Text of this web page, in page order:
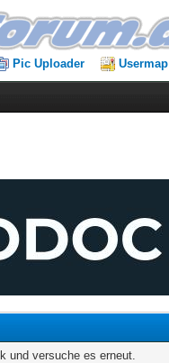
Pic Uploader Usermap
und versuche es erneut.